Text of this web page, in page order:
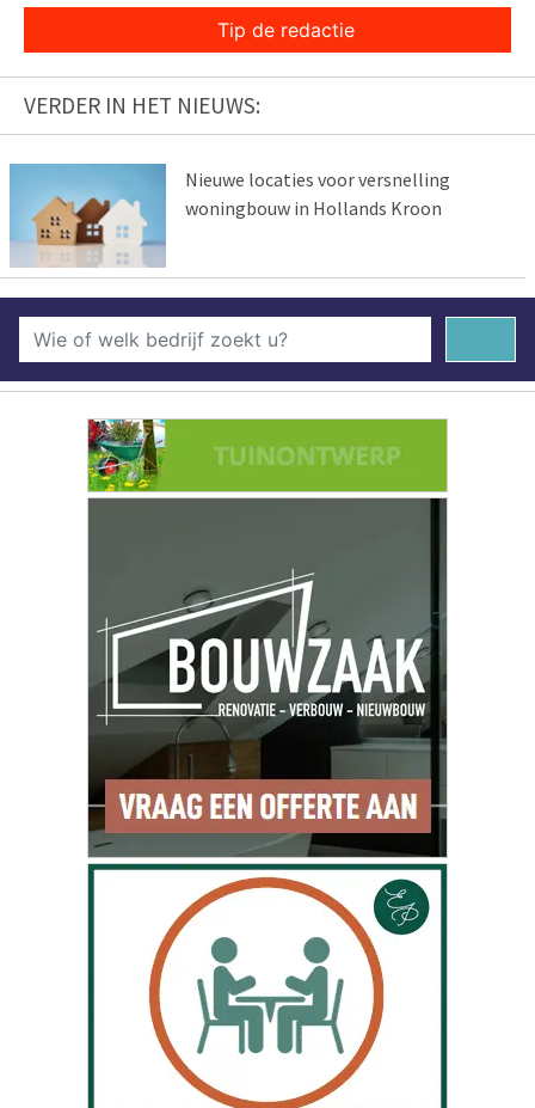
Tip de redactie
VERDER IN HET NIEUWS:
Nieuwe locaties voor versnelling
woningbouw in Hollands Kroon